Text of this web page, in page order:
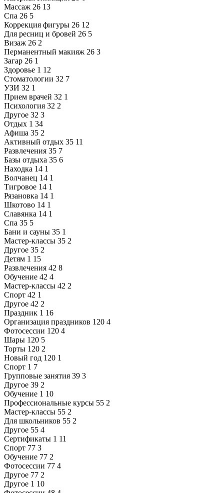
Массаж 26 13
Спа 26 5
Коррекция фигуры 26 12
Для ресниц и бровей 26 5
Визаж 26 2
Перманентный макияж 26 3
Загар 26 1
Здоровье 1 12
Стоматологии 32 7
УЗИ 32 1
Прием врачей 32 1
Психология 32 2
Другое 32 3
Отдых 1 34
Афиша 35 2
Активный отдых 35 11
Развлечения 35 7
Базы отдыха 35 6
Находка 14 1
Волчанец 14 1
Тигровое 14 1
Рязановка 14 1
Шкотово 14 1
Славянка 14 1
Спа 35 5
Бани и сауны 35 1
Мастер-классы 35 2
Другое 35 2
Детям 1 15
Развлечения 42 8
Обучение 42 4
Мастер-классы 42 2
Спорт 42 1
Другое 42 2
Праздник 1 16
Организация праздников 120 4
Фотосессии 120 4
Шары 120 5
Торты 120 2
Новый год 120 1
Спорт 1 7
Групповые занятия 39 3
Другое 39 2
Обучение 1 10
Профессиональные курсы 55 2
Мастер-классы 55 2
Для школьников 55 2
Другое 55 4
Сертификаты 1 11
Спорт 77 3
Обучение 77 2
Фотосессии 77 4
Другое 77 2
Другое 1 10